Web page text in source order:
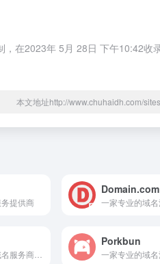
在2023年 5月 28日 下午10:42收
本文地址http://www.chuhaidh.com/
提供商
Domain.com
一家专业的域
Porkbun
一家专业的域